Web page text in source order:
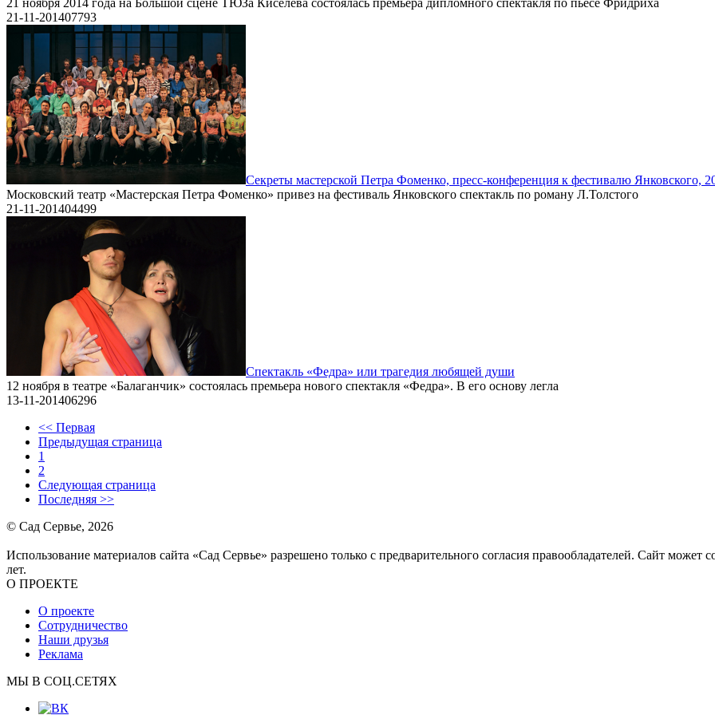
21 ноября 2014 года на Большой сцене ТЮЗа Киселева состоялась премьера дипломного спектакля по пьесе Фридриха
21-11-201407793
Секреты мастерской Петра Фоменко, пресс-конференция к фестивалю Янковского,
Московский театр «Мастерская Петра Фоменко» привез на фестиваль Янковского спектакль по роману Л.Толстого
21-11-201404499
Спектакль «Федра» или трагедия любящей души
12 ноября в театре «Балаганчик» состоялась премьера нового спектакля «Федра». В его основу легла
13-11-201406296
<< Первая
Предыдущая страница
1
2
Следующая страница
Последняя >>
© Сад Сервье, 2026
Использование материалов сайта «Сад Сервье» разрешено только с предварительного согласия правообладателей. Сайт
лет.
О ПРОЕКТЕ
О проекте
Сотрудничество
Наши друзья
Реклама
МЫ В СОЦ.СЕТЯХ